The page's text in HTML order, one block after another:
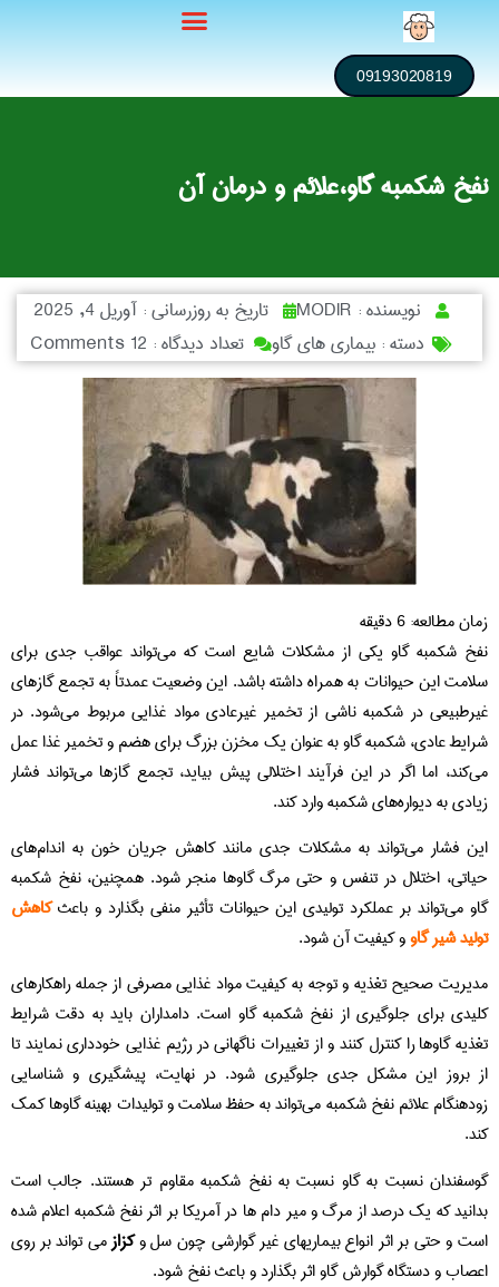
09193020819
نفخ شکمبه گاو،علائم و درمان آن
نویسنده : تاریخ به روزرسانی : آوریل 4, 2025
دسته : بیماری های گاو تعداد دیدگاه : 12 Comments
زمان مطالعه:6دقیقه
نفخ شکمبه گاو یکی از مشکلات شایع است که می‌تواند عواقب جدی برای
سلامت این حیوانات به همراه داشته باشد. این وضعیت عمدتاً به تجمع گازهای
غیرطبیعی در شکمبه ناشی از تخمیر غیرعادی مواد غذایی مربوط می‌شود. در
شرایط عادی، شکمبه گاو به عنوان یک مخزن بزرگ برای هضم و تخمیر غذا عمل
می‌کند، اما اگر در این فرآیند اختلالی پیش بیاید، تجمع گازها می‌تواند فشار
زیادی به دیواره‌های شکمبه وارد کند.
این فشار می‌تواند به مشکلات جدی مانند کاهش جریان خون به اندام‌های
حیاتی، اختلال در تنفس و حتی مرگ گاوها منجر شود. همچنین، نفخ شکمبه
گاو می‌تواند بر عملکرد تولیدی این حیوانات تأثیر منفی بگذارد و باعثکاهش
تولید شیر گاوو کیفیت آن شود.
مدیریت صحیح تغذیه و توجه به کیفیت مواد غذایی مصرفی از جمله راهکارهای
کلیدی برای جلوگیری از نفخ شکمبه گاو است. دامداران باید به دقت شرایط
تغذیه گاوها را کنترل کنند و از تغییرات ناگهانی در رژیم غذایی خودداری نمایند تا
از بروز این مشکل جدی جلوگیری شود. در نهایت، پیشگیری و شناسایی
زودهنگام علائم نفخ شکمبه می‌تواند به حفظ سلامت و تولیدات بهینه گاوها کمک
کند.
گوسفندان نسبت به گاو نسبت به نفخ شکمبه مقاوم تر هستند. جالب است
بدانید که یک درصد از مرگ و میر دام ها در آمریکا بر اثر نفخ شکمبه اعلام شده
است و حتی بر اثر انواع بیماریهای غیر گوارشی چون سل وکزازمی تواند بر روی
اعصاب و دستگاه گوارش گاو اثر بگذارد و باعث نفخ شود.